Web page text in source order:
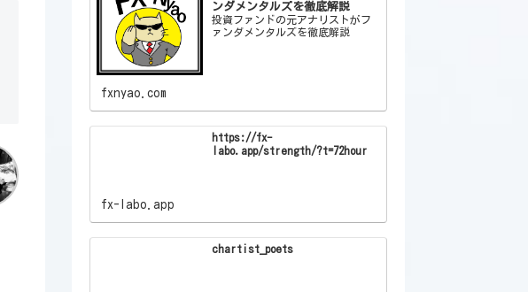
ンダメンタルズを徹底解説
投資ファンドの元アナリストがフ
ァンダメンタルズを徹底解説
fxnyao.com
https://fx-
labo.app/strength/?t=72hour
fx-labo.app
chartist_poets